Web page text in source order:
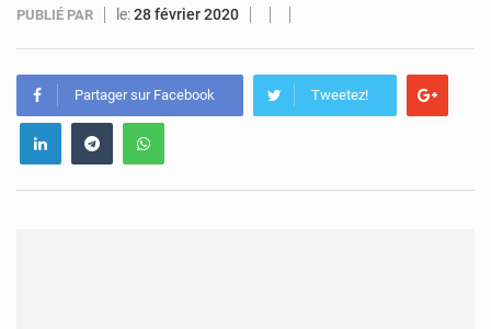
PUBLIÉ PAR le:28 février 2020
Partager sur Facebook Tweetez!